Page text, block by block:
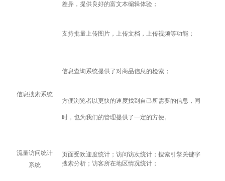
差异，提供良好的富文本编辑体验；
支持批量上传图片，上传文档，上传视频等功能；
信息搜索系统
信息查询系统提供了对商品信息的检索；
方便浏览者以更快的速度找到自己所需要的信息，同
时，也为我们的管理提供了一定的方便。
流量访问统计
系统
页面受欢迎度统计；访问访次统计；搜索引擎关键字
搜索分析；访客所在地区情况统计；